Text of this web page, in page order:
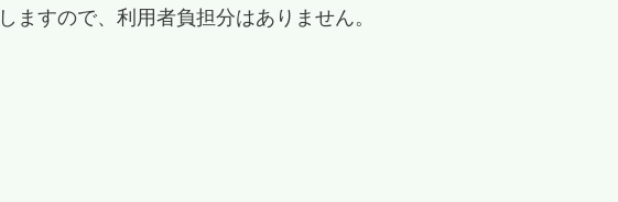
ので、利用者負担分はありません。